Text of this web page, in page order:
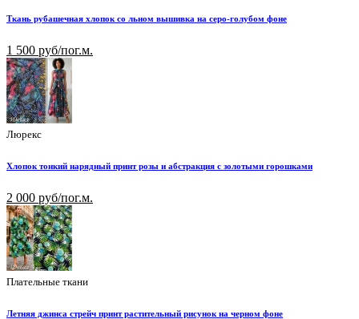
Ткань рубашечная хлопок со льном вышивка на серо-голубом фоне
1 500 руб/пог.м.
Люрекс
Хлопок тонкий нарядный принт розы и абстракция с золотыми горошками
2 000 руб/пог.м.
Плательные ткани
Летняя джинса стрейч принт растительный рисунок на черном фоне